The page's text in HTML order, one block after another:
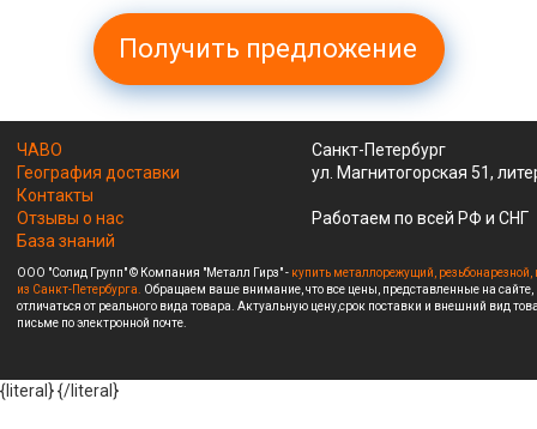
Получить предложение
ЧАВО
География доставки
Контакты
Отзывы о нас
База знаний
Санкт-Петербург
ул. Магнитогорская 51,
Работаем по всей РФ и СНГ
ООО "Солид Групп" © Компания "Металл Гирз" - купить металлорежущий,
из Санкт-Петербурга. Обращаем ваше внимание, что все цены, представленные на
отличаться от реального вида товара. Актуальную цену,срок поставки и внешний вид
письме по электронной почте.
{literal}{/literal}